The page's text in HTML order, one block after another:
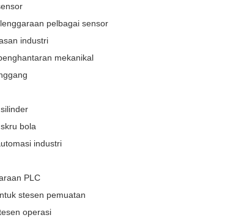
pelbagai sensor
industri
mekanikal
bola
industri
PLC
stesen pemuatan
operasi